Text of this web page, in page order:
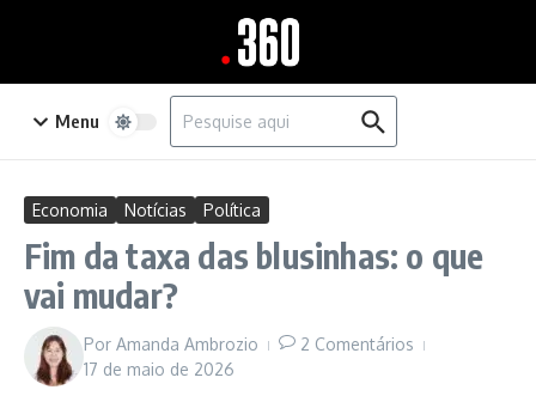
Menu
Procurar por:
Economia Notícias Política
Fim da taxa das blusinhas: o que
vai mudar?
Por Amanda Ambrozio
2 Comentários
17 de maio de 2026